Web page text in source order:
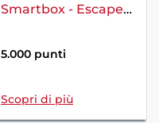
Smartbox - Escape Room
5.000 punti
Scopri di più